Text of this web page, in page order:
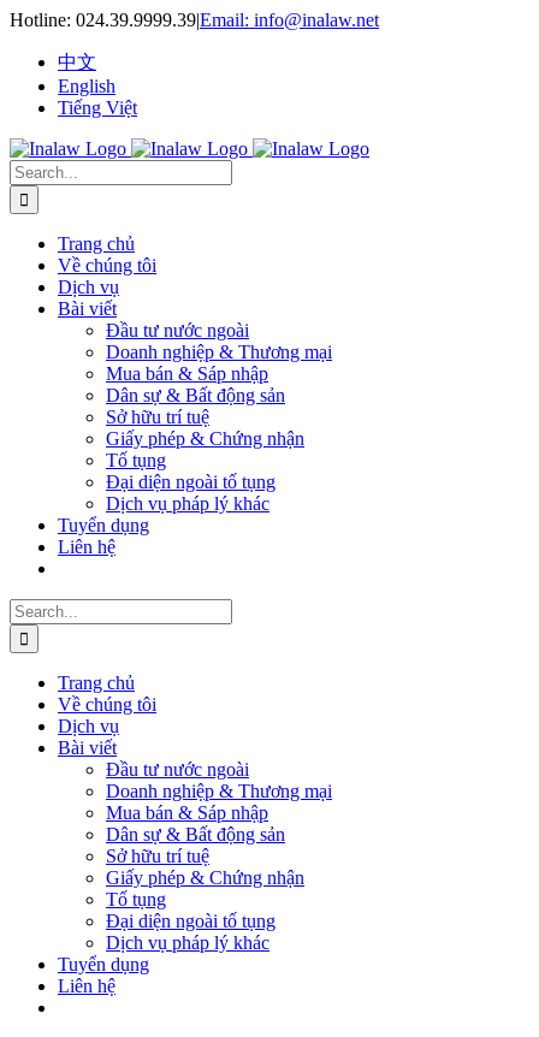
Skip
content
Hotline: 024.39.9999.39|Email: info@inalaw.net
中文
English
Tiếng Việt
Search
for:
Trang chủ
Về chúng tôi
Dịch vụ
Bài viết
Đầu tư nước ngoài
Doanh nghiệp & Thương mại
Mua bán & Sáp nhập
Dân sự & Bất động sản
Sở hữu trí tuệ
Giấy phép & Chứng nhận
Tố tụng
Đại diện ngoài tố tụng
Dịch vụ pháp lý khác
Tuyển dụng
Liên hệ
Search
for:
Trang chủ
Về chúng tôi
Dịch vụ
Bài viết
Đầu tư nước ngoài
Doanh nghiệp & Thương mại
Mua bán & Sáp nhập
Dân sự & Bất động sản
Sở hữu trí tuệ
Giấy phép & Chứng nhận
Tố tụng
Đại diện ngoài tố tụng
Dịch vụ pháp lý khác
Tuyển dụng
Liên hệ